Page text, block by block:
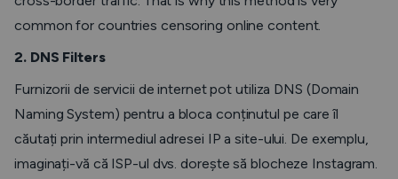
common for countries censoring online content.
2. DNS Filters
Furnizorii de servicii de internet pot utiliza DNS (Domain
Naming System) pentru a bloca conținutul pe care îl
căutați prin intermediul adresei IP a site-ului. De exemplu,
imaginați-vă că ISP-ul dvs. dorește să blocheze Instagram.